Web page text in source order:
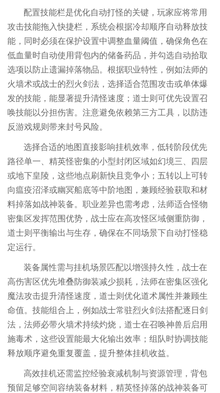
配置技能栏是优化自动打怪的关键，玩家应将常用
攻击技能拖入快捷栏，系统会根据冷却顺序自动释放技
能，同时必须在保护设置中调整血量阈值，确保角色在
低血量时自动使用背包内的储备药品，并勾选自动拾取
选项以防止遗漏掉落物品。根据职业特性，例如法师的
火墙术或战士的烈火剑法，选择适合范围攻击或单体爆
发的技能，能显著提升清怪速度；道士则可优先设置召
唤技能以分担伤害。注意避免依赖第三方工具，以防违
反游戏规则带来封号风险。
选择合适的地图直接影响挂机效率，低转阶段优先
路径单一、精英怪密集的小型封闭区域如幻境三、四层
或地下皇陵，这些地点刷新快且竞争小；五转以上可转
向瘟疫沼泽或幽冥船底等中阶地图，兼顾经验获取和材
料掉落如战神装备。职业差异也需考虑，法师适合怪物
密集区发挥范围优势，战士应在高攻怪区域侧重防御，
道士则平衡输出与生存，确保在不同场景下自动打怪稳
定运行。
装备属性需与挂机场景匹配以增强持久性，战士在
高伤害区优先堆叠防御装减少损耗，法师在密集区强化
魔法攻击提升清怪速度，道士则优化道术属性并兼顾生
命值。技能组合上，例如战士常驻烈火剑法搭配逐日剑
法，法师必带火墙术持续灼烧，道士在召唤神兽后启用
施毒术，这些设置能最大化输出效率；组队时协调技能
释放顺序避免重复覆盖，提升整体挂机收益。
高效挂机还需监控经验衰减机制与资源管理，背包
预留足够空间容纳装备材料，精英怪掉落的战神装备可